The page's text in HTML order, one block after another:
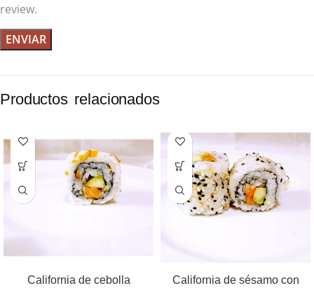
review.
Productos relacionados
California de cebolla
California de sésamo con